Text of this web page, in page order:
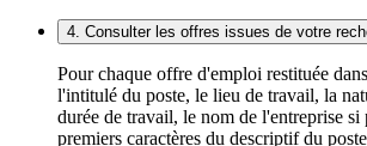
4. Consulter les offres issues de votre
Pour chaque offre d'emploi restituée
l'intitulé du poste, le lieu de travail, la
durée de travail, le nom de l'entreprise si
premiers caractères du descriptif du